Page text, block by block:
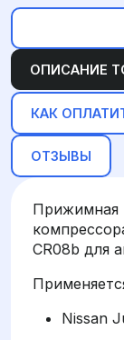
ОПИСАНИЕ
КАК
ОТЗЫВЫ
Прижимная
CR08b для
Nissan